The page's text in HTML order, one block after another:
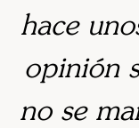
hace
opinión
no se